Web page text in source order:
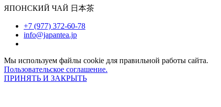
ЯПОНСКИЙ ЧАЙ 日本茶
+7 (977) 372-60-78
info@japantea.jp
Мы используем файлы cookie для правильной работы сайта.
Пользовательское соглашение.
ПРИНЯТЬ И ЗАКРЫТЬ